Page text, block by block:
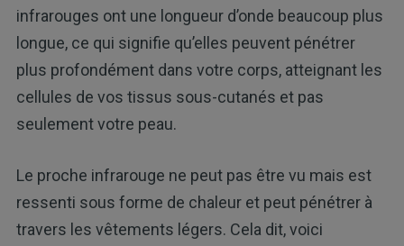
infrarouges ont une longueur d’onde beaucoup plus
longue, ce qui signifie qu’elles peuvent pénétrer
plus profondément dans votre corps, atteignant les
cellules de vos tissus sous-cutanés et pas
seulement votre peau.
Le proche infrarouge ne peut pas être vu mais est
ressenti sous forme de chaleur et peut pénétrer à
travers les vêtements légers. Cela dit, voici